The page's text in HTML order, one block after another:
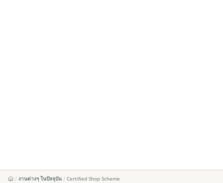
งานต่างๆ ในปัจจุบัน Certified Shop Scheme